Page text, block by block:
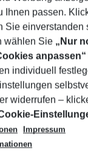
ändern
Ihnen passen.
Sie einverstanden
wählen Sie „Nur
anpassen“
individuell
widerrufen –
Impressum